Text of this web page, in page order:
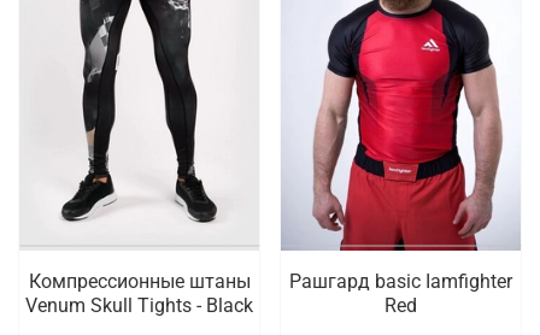
Компрессионные штаны
Venum Skull Tights - Black
Рашгард basic Iamfighter
Red